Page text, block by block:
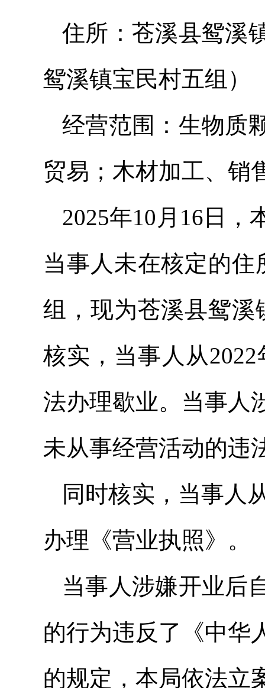
住所：苍溪县鸳溪
鸳溪镇宝民村五组）
经营范围：生物质
贸易；木材加工、销
2025年10月16日，
当事人未在核定的
组，现为苍溪县鸳溪
核实，当事人从
法办理歇业。当事人
未从事经营活动的违
同时核实，当事人
办理《营业执照》。
当事人涉嫌开业后
的行为违反了《中华
的规定，本局依法立